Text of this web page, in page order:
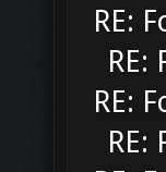
RE:
RE:
RE:
RE: